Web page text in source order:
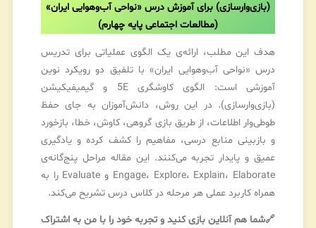
(بازی‌وارسازی) برای آموزش درس «نواحی آب‌وهوایی ایران»
(مطالعات اجتماعی پایه چهارم)
هدف این مطلب، ارائه‌ی یک الگوی عملیاتی برای تدریس
درس «نواحی آب‌وهوایی ایران» با تلفیق دو رویکرد نوین
آموزشی است: الگوی کاوشگری 5E و گیمیفیکیشن
(بازی‌وارسازی). در این روش، دانش‌آموزان به جای حفظ
طوطی‌وار اطلاعات، از طریق بازی گروهی، کاوش، خطا، بازخورد
و بازبینی منابع درسی، مفاهیم را کشف کرده و یادگیری
عمیق و پایدار تجربه می‌کنند. این مقاله مراحل پنج‌گانه‌ی
Engage، Explore، Explain، Elaborate و Evaluate را به
همراه کاربرد عملی هر مرحله در کلاس درس تشریح می‌کند.
🔗شما هم آنلاین بازی کنید و تجربه خود را با من به اشتراک